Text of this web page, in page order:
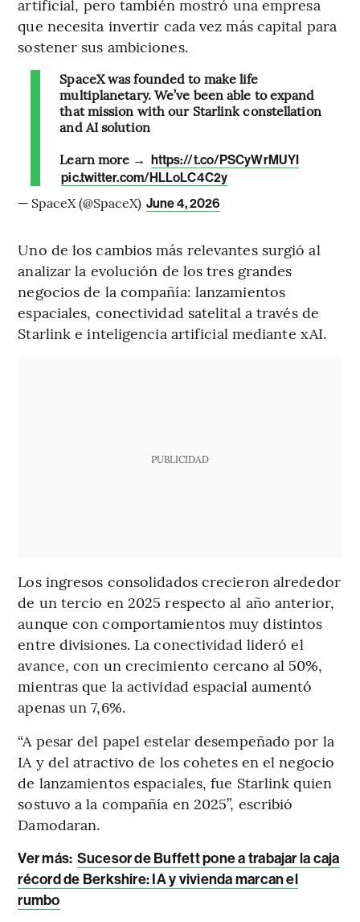
artificial, pero también mostró una empresa
que necesita invertir cada vez más capital para
sostener sus ambiciones.
SpaceX was founded to make life
multiplanetary. We’ve been able to expand
that mission with our Starlink constellation
and AI solution
Learn more → https://t.co/PSCyWrMUYI
pic.twitter.com/HLLoLC4C2y
— SpaceX (@SpaceX) June 4, 2026
Uno de los cambios más relevantes surgió al
analizar la evolución de los tres grandes
negocios de la compañía: lanzamientos
espaciales, conectividad satelital a través de
Starlink e inteligencia artificial mediante xAI.
PUBLICIDAD
Los ingresos consolidados crecieron alrededor
de un tercio en 2025 respecto al año anterior,
aunque con comportamientos muy distintos
entre divisiones. La conectividad lideró el
avance, con un crecimiento cercano al 50%,
mientras que la actividad espacial aumentó
apenas un 7,6%.
“A pesar del papel estelar desempeñado por la
IA y del atractivo de los cohetes en el negocio
de lanzamientos espaciales, fue Starlink quien
sostuvo a la compañía en 2025”, escribió
Damodaran.
Ver más: Sucesor de Buffett pone a trabajar la caja
récord de Berkshire: IA y vivienda marcan el
rumbo